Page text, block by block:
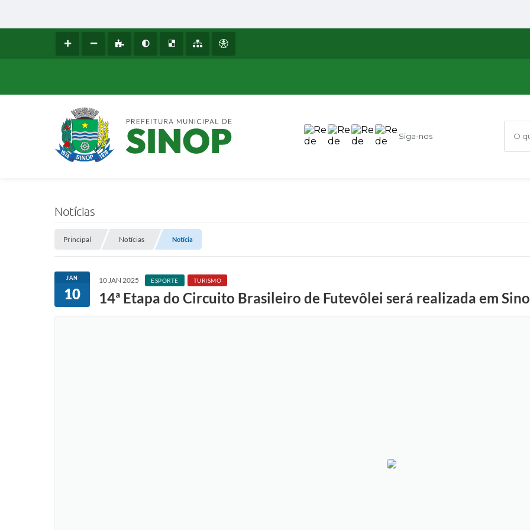
Siga-nos O
Notícias
Principal Notícias Notícia
JAN
10
10 JAN 2025 ESPORTE TURISMO
14ª Etapa do Circuito Brasileiro de Futevôlei será realizada em